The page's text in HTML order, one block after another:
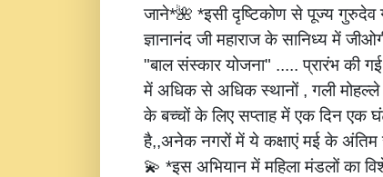
जाने*🌺 *इसी दृष्टिकोण से पूज्य गुरुदेव
ज्ञानानंद जी महाराज के सानिध्य में
"बाल संस्कार योजना" ..... प्रारंभ की
में अधिक से अधिक स्थानों , गली
के बच्चों के लिए सप्ताह में एक दिन एक
है,,अनेक नगरों में ये कक्षाएं मई के अंतिम
💫 *इस अभियान में महिला मंडलों का